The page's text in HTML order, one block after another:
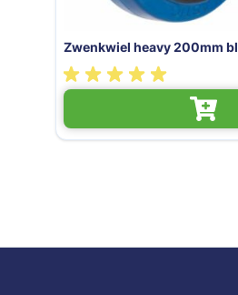
Zwenkwiel heavy